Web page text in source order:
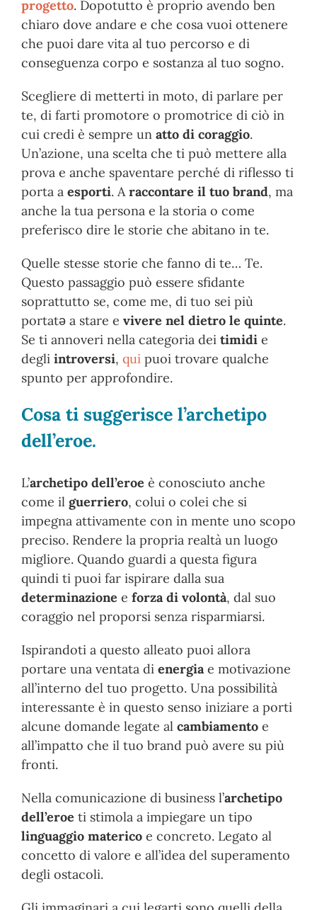
progetto. Dopotutto è proprio avendo ben
chiaro dove andare e che cosa vuoi ottenere
che puoi dare vita al tuo percorso e di
conseguenza corpo e sostanza al tuo sogno.
Scegliere di metterti in moto, di parlare per
te, di farti promotore o promotrice di ciò in
cui credi è sempre un atto di coraggio.
Un’azione, una scelta che ti può mettere alla
prova e anche spaventare perché di riflesso ti
porta a esporti. Araccontare il tuo brand, ma
anche la tua persona e la storia o come
preferisco dire le storie che abitano in te.
Quelle stesse storie che fanno di te… Te.
Questo passaggio può essere sfidante
soprattutto se, come me, di tuo sei più
portatǝ a stare e vivere nel dietro le quinte.
Se ti annoveri nella categoria dei timidi e
degli introversi, qui puoi trovare qualche
spunto per approfondire.
Cosa ti suggerisce l’archetipo
dell’eroe.
L’archetipo dell’eroe è conosciuto anche
come il guerriero, colui o colei che si
impegna attivamente con in mente uno scopo
preciso. Rendere la propria realtà un luogo
migliore. Quando guardi a questa figura
quindi ti puoi far ispirare dalla sua
determinazione e forza di volontà, dal suo
coraggio nel proporsi senza risparmiarsi.
Ispirandoti a questo alleato puoi allora
portare una ventata di energiae motivazione
all’interno del tuo progetto. Una possibilità
interessante è in questo senso iniziare a porti
alcune domande legate al cambiamento e
all’impatto che il tuo brand può avere su più
fronti.
Nella comunicazione di business l’archetipo
dell’eroe ti stimola a impiegare un tipo
linguaggio materico e concreto. Legato al
concetto di valore e all’idea del superamento
degli ostacoli.